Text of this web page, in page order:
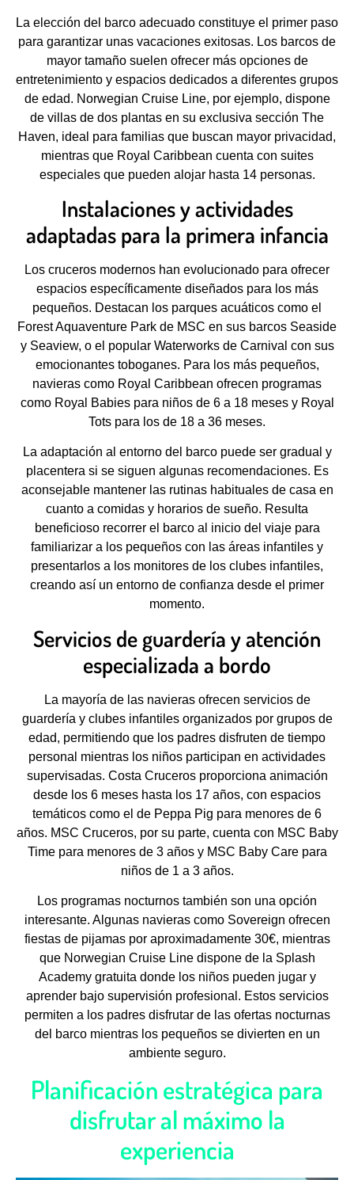
La elección del barco adecuado constituye el primer paso
para garantizar unas vacaciones exitosas. Los barcos de
mayor tamaño suelen ofrecer más opciones de
entretenimiento y espacios dedicados a diferentes grupos
de edad. Norwegian Cruise Line, por ejemplo, dispone
de villas de dos plantas en su exclusiva sección The
Haven, ideal para familias que buscan mayor privacidad,
mientras que Royal Caribbean cuenta con suites
especiales que pueden alojar hasta 14 personas.
Instalaciones y actividades
adaptadas para la primera infancia
Los cruceros modernos han evolucionado para ofrecer
espacios específicamente diseñados para los más
pequeños. Destacan los parques acuáticos como el
Forest Aquaventure Park de MSC en sus barcos Seaside
y Seaview, o el popular Waterworks de Carnival con sus
emocionantes toboganes. Para los más pequeños,
navieras como Royal Caribbean ofrecen programas
como Royal Babies para niños de 6 a 18 meses y Royal
Tots para los de 18 a 36 meses.
La adaptación al entorno del barco puede ser gradual y
placentera si se siguen algunas recomendaciones. Es
aconsejable mantener las rutinas habituales de casa en
cuanto a comidas y horarios de sueño. Resulta
beneficioso recorrer el barco al inicio del viaje para
familiarizar a los pequeños con las áreas infantiles y
presentarlos a los monitores de los clubes infantiles,
creando así un entorno de confianza desde el primer
momento.
Servicios de guardería y atención
especializada a bordo
La mayoría de las navieras ofrecen servicios de
guardería y clubes infantiles organizados por grupos de
edad, permitiendo que los padres disfruten de tiempo
personal mientras los niños participan en actividades
supervisadas. Costa Cruceros proporciona animación
desde los 6 meses hasta los 17 años, con espacios
temáticos como el de Peppa Pig para menores de 6
años. MSC Cruceros, por su parte, cuenta con MSC Baby
Time para menores de 3 años y MSC Baby Care para
niños de 1 a 3 años.
Los programas nocturnos también son una opción
interesante. Algunas navieras como Sovereign ofrecen
fiestas de pijamas por aproximadamente 30€, mientras
que Norwegian Cruise Line dispone de la Splash
Academy gratuita donde los niños pueden jugar y
aprender bajo supervisión profesional. Estos servicios
permiten a los padres disfrutar de las ofertas nocturnas
del barco mientras los pequeños se divierten en un
ambiente seguro.
Planificación estratégica para
disfrutar al máximo la
experiencia